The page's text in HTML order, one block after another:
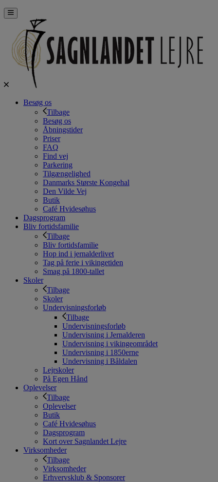
Besøg os
Tilbage
Besøg os
Åbningstider
Priser
FAQ
Find vej
Parkering
Tilgængelighed
Danmarks Største Kongehal
Den Vilde Vej
Butik
Café Hvidesøhus
Dagsprogram
Bliv fortidsfamilie
Tilbage
Bliv fortidsfamilie
Hop ind i jernalderlivet
Tag på ferie i vikingetiden
Smag på 1800-tallet
Skoler
Tilbage
Skoler
Undervisningsforløb
Tilbage
Undervisningsforløb
Undervisning i Jernalderen
Undervisning i vikingeområdet
Undervisning i 1850erne
Undervisning i Båldalen
Lejrskoler
På Egen Hånd
Oplevelser
Tilbage
Oplevelser
Butik
Café Hvidesøhus
Dagsprogram
Kort over Sagnlandet Lejre
Virksomheder
Tilbage
Virksomheder
Erhvervsklub & Sponsorer